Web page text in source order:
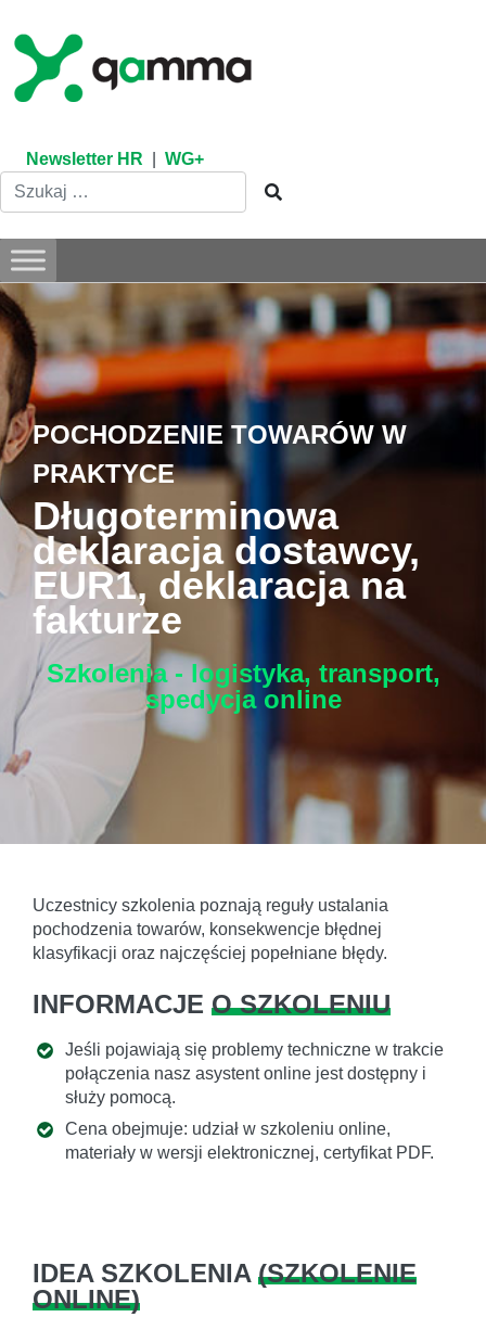
content
Newsletter HR WG+
POCHODZENIE TOWARÓW W
PRAKTYCE
Długoterminowa
deklaracja dostawcy,
EUR1, deklaracja na
fakturze
Szkolenia - logistyka, transport,
spedycja online
Uczestnicy szkolenia poznają reguły ustalania
pochodzenia towarów, konsekwencje błędnej
klasyfikacji oraz najczęściej popełniane błędy.
INFORMACJE O SZKOLENIU
Jeśli pojawiają się problemy techniczne w trakcie
połączenia nasz asystent online jest dostępny i
służy pomocą.
Cena obejmuje: udział w szkoleniu online,
materiały w wersji elektronicznej, certyfikat PDF.
IDEA SZKOLENIA (SZKOLENIE
ONLINE)